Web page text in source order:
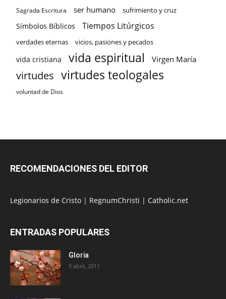
Sagrada Escritura ser humano sufrimiento y cruz
Símbolos Bíblicos Tiempos Litúrgicos
verdades eternas vicios, pasiones y pecados
vida cristiana vida espiritual Virgen María
virtudes virtudes teologales
voluntad de Dios
RECOMENDACIONES DEL EDITOR
Legionarios de Cristo | RegnumChristi | Catholic.net
ENTRADAS POPULARES
Gloria
5 abril, 2011